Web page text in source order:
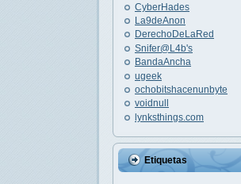
CyberHades
La9deAnon
DerechoDeLaRed
Snifer@L4b's
BandaAncha
ugeek
ochobitshacenunbyte
voidnull
lynksthings.com
Etiquetas